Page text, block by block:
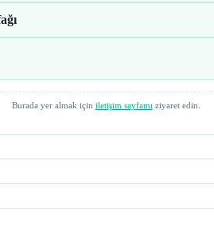
Burada yer almak için iletişim sayfamı ziyaret edin.